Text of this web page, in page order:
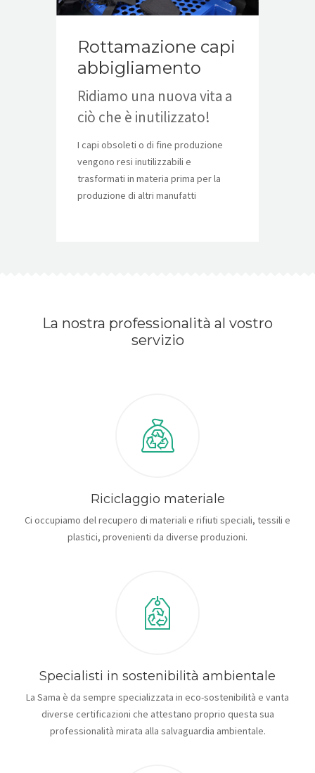
Rottamazione capi
abbigliamento
Ridiamo una nuova vita a
ciò che è inutilizzato!
I capi obsoleti o di fine produzione
vengono resi inutilizzabili e
trasformati in materia prima per la
produzione di altri manufatti
La nostra professionalità al vostro
servizio
Riciclaggio materiale
Ci occupiamo del recupero di materiali e rifiuti speciali, tessili e
plastici, provenienti da diverse produzioni.
Specialisti in sostenibilità ambientale
La Sama è da sempre specializzata in eco-sostenibilità e vanta
diverse certificazioni che attestano proprio questa sua
professionalità mirata alla salvaguardia ambientale.